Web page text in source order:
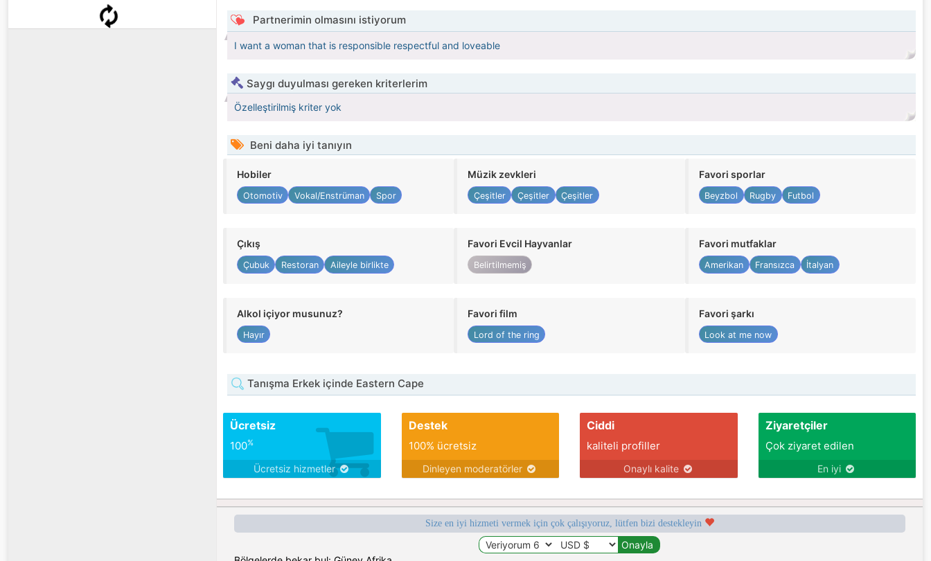
Partnerimin olmasını istiyorum
I want a woman that is responsible respectful and loveable
Saygı duyulması gereken kriterlerim
Özelleştirilmiş kriter yok
Beni daha iyi tanıyın
Hobiler
Otomotiv Vokal/Enstrüman Spor
Müzik zevkleri
Çeşitler Çeşitler Çeşitler
Favori sporlar
Beyzbol Rugby Futbol
Çıkış
Çubuk Restoran Aileyle birlikte
Favori Evcil Hayvanlar
Belirtilmemiş
Favori mutfaklar
Amerikan Fransızca İtalyan
Alkol içiyor musunuz?
Hayır
Favori film
Lord of the ring
Favori şarkı
Look at me now
Tanışma Erkek içinde Eastern Cape
Ücretsiz
100%
Ücretsiz hizmetler
Destek
100% ücretsiz
Dinleyen moderatörler
Ciddi
kaliteli profiller
Onaylı kalite
Ziyaretçiler
Çok ziyaret edilen
En iyi
Size en iyi hizmeti vermek için çok çalışıyoruz, lütfen bizi destekleyin